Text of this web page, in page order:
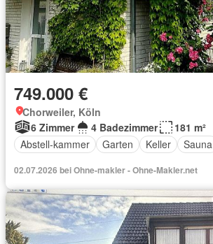
749.000 €
Chorweiler, Köln
6 Zimmer
4 Badezimmer
181 m²
Abstell-kammer
Garten Keller Sauna
02.07.2026 bei Ohne-makler - Ohne-Makler.net